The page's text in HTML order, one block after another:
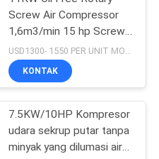
Laser
14
Screw Air Compressor
1,6m3/min 15 hp Screw
Compressor Untuk Dijual
KONTAK
7.5KW/10HP Kompresor
udara sekrup putar tanpa
minyak yang dilumasi air